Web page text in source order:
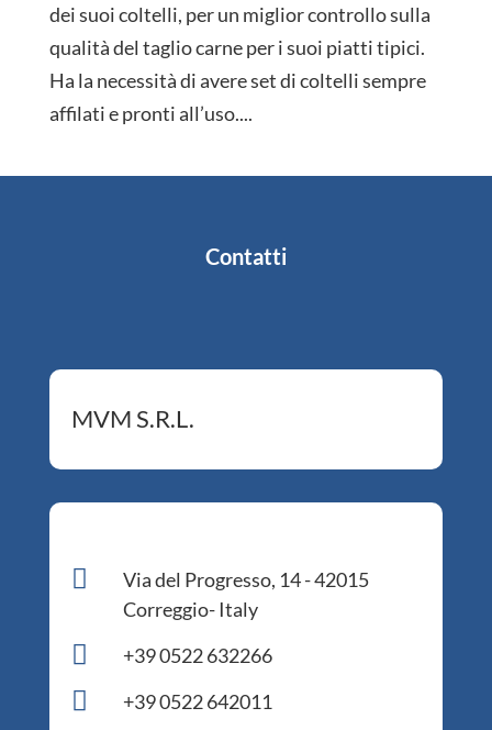
dei suoi coltelli, per un miglior controllo sulla
qualità del taglio carne per i suoi piatti tipici.
Ha la necessità di avere set di coltelli sempre
affilati e pronti all’uso....
Contatti
MVM S.R.L.

Via del Progresso, 14 - 42015
Correggio- Italy
 +39 0522 632266
 +39 0522 642011